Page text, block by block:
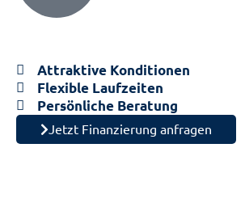
Nutzen Sie unsere flexiblen
Attraktive Konditionen
Flexible Laufzeiten
Persönliche Beratung
Jetzt Finanzierung anfragen